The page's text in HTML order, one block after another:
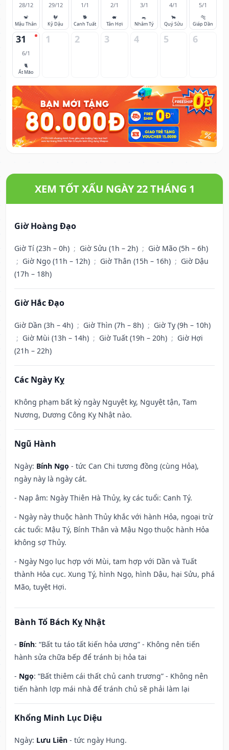
28/12
🐒
Mậu Thân
29/12
🐓
Kỷ Dậu
1/1
🐕
Canh Tuất
2/1
🐖
Tân Hợi
3/1
🐀
Nhâm Tý
4/1
🐂
Quý Sửu
5/1
🐅
Giáp Dần
31
6/1
🐈
Ất Mão
1 2 3 4 5 6
XEM TỐT XẤU NGÀY 22 THÁNG 1
Giờ Hoàng Đạo
Giờ Tí (23h – 0h) ; Giờ Sửu (1h – 2h) ; Giờ Mão (5h – 6h)
; Giờ Ngọ (11h – 12h) ; Giờ Thân (15h – 16h) ; Giờ Dậu
(17h – 18h)
Giờ Hắc Đạo
Giờ Dần (3h – 4h) ; Giờ Thìn (7h – 8h) ; Giờ Tỵ (9h – 10h)
; Giờ Mùi (13h – 14h) ; Giờ Tuất (19h – 20h) ; Giờ Hợi
(21h – 22h)
Các Ngày Kỵ
Không phạm bất kỳ ngày Nguyệt kỵ, Nguyệt tận, Tam
Nương, Dương Công Kỵ Nhật nào.
Ngũ Hành
Ngày: Bính Ngọ - tức Can Chi tương đồng (cùng Hỏa),
ngày này là ngày cát.
- Nạp âm: Ngày Thiên Hà Thủy, kỵ các tuổi: Canh Tý.
- Ngày này thuộc hành Thủy khắc với hành Hỏa, ngoại trừ
các tuổi: Mậu Tý, Bính Thân và Mậu Ngọ thuộc hành Hỏa
không sợ Thủy.
- Ngày Ngọ lục hợp với Mùi, tam hợp với Dần và Tuất
thành Hỏa cục. Xung Tý, hình Ngọ, hình Dậu, hại Sửu, phá
Mão, tuyệt Hợi.
Bành Tổ Bách Kỵ Nhật
- Bính: “Bất tu táo tất kiến hỏa ương” - Không nên tiến
hành sửa chữa bếp để tránh bị hỏa tai
- Ngọ: “Bất thiêm cái thất chủ canh trương” - Không nên
tiến hành lợp mái nhà để tránh chủ sẽ phải làm lại
Khổng Minh Lục Diệu
Ngày: Lưu Liên - tức ngày Hung.